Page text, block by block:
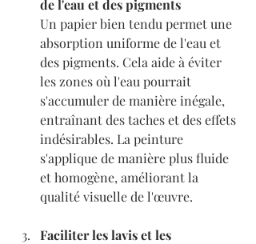
de l'eau et des pigments
Un papier bien tendu permet une
absorption uniforme de l'eau et
des pigments. Cela aide à éviter
les zones où l'eau pourrait
s'accumuler de manière inégale,
entraînant des taches et des effets
indésirables. La peinture
s'applique de manière plus fluide
et homogène, améliorant la
qualité visuelle de l'œuvre.
Faciliter les lavis et les